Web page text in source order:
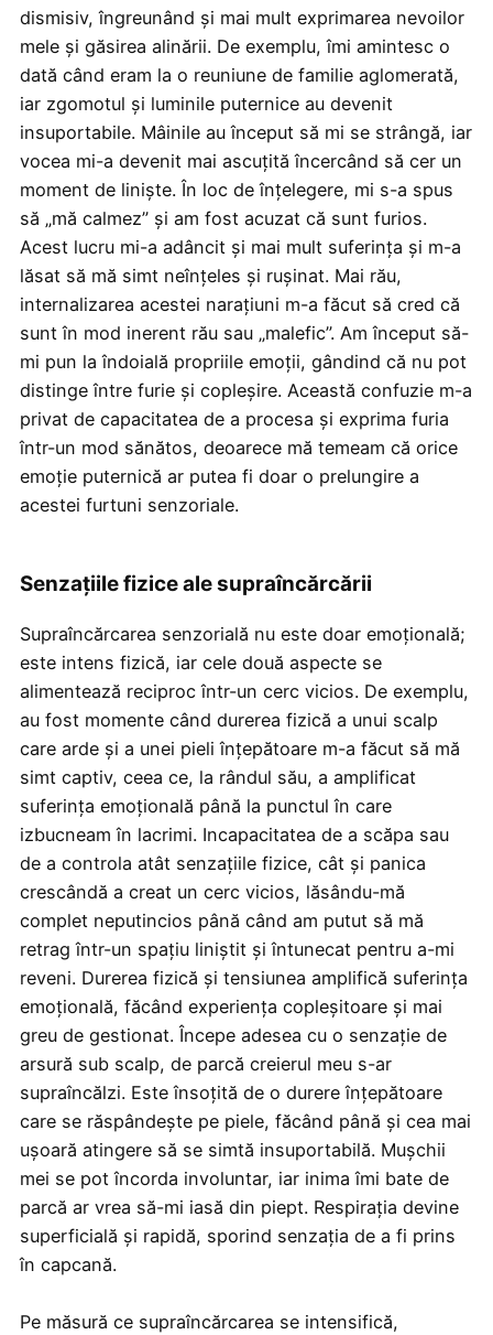
dismisiv, îngreunând și mai mult exprimarea nevoilor
mele și găsirea alinării. De exemplu, îmi amintesc o
dată când eram la o reuniune de familie aglomerată,
iar zgomotul și luminile puternice au devenit
insuportabile. Mâinile au început să mi se strângă, iar
vocea mi-a devenit mai ascuțită încercând să cer un
moment de liniște. În loc de înțelegere, mi s-a spus
să „mă calmez” și am fost acuzat că sunt furios.
Acest lucru mi-a adâncit și mai mult suferința și m-a
lăsat să mă simt neînțeles și rușinat. Mai rău,
internalizarea acestei narațiuni m-a făcut să cred că
sunt în mod inerent rău sau „malefic”. Am început să-
mi pun la îndoială propriile emoții, gândind că nu pot
distinge între furie și copleșire. Această confuzie m-a
privat de capacitatea de a procesa și exprima furia
într-un mod sănătos, deoarece mă temeam că orice
emoție puternică ar putea fi doar o prelungire a
acestei furtuni senzoriale.
Senzațiile fizice ale supraîncărcării
Supraîncărcarea senzorială nu este doar emoțională;
este intens fizică, iar cele două aspecte se
alimentează reciproc într-un cerc vicios. De exemplu,
au fost momente când durerea fizică a unui scalp
care arde și a unei pieli înțepătoare m-a făcut să mă
simt captiv, ceea ce, la rândul său, a amplificat
suferința emoțională până la punctul în care
izbucneam în lacrimi. Incapacitatea de a scăpa sau
de a controla atât senzațiile fizice, cât și panica
crescândă a creat un cerc vicios, lăsându-mă
complet neputincios până când am putut să mă
retrag într-un spațiu liniștit și întunecat pentru a-mi
reveni. Durerea fizică și tensiunea amplifică suferința
emoțională, făcând experiența copleșitoare și mai
greu de gestionat. Începe adesea cu o senzație de
arsură sub scalp, de parcă creierul meu s-ar
supraîncălzi. Este însoțită de o durere înțepătoare
care se răspândește pe piele, făcând până și cea mai
ușoară atingere să se simtă insuportabilă. Mușchii
mei se pot încorda involuntar, iar inima îmi bate de
parcă ar vrea să-mi iasă din piept. Respirația devine
superficială și rapidă, sporind senzația de a fi prins
în capcană.
Pe măsură ce supraîncărcarea se intensifică,